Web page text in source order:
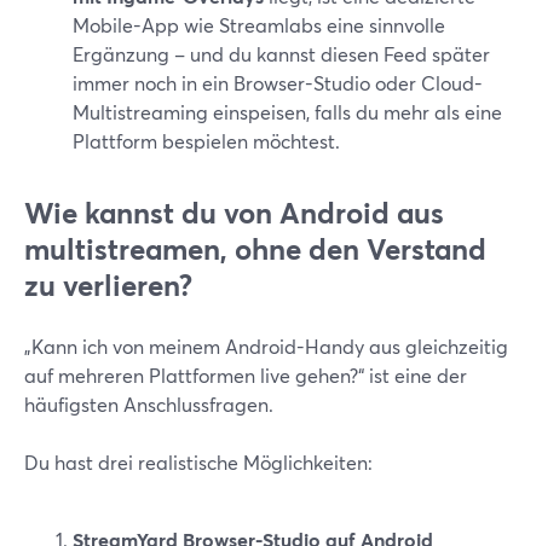
Mobile-App wie Streamlabs eine sinnvolle
Ergänzung – und du kannst diesen Feed später
immer noch in ein Browser-Studio oder Cloud-
Multistreaming einspeisen, falls du mehr als eine
Plattform bespielen möchtest.
Wie kannst du von Android aus
multistreamen, ohne den Verstand
zu verlieren?
„Kann ich von meinem Android-Handy aus gleichzeitig
auf mehreren Plattformen live gehen?“ ist eine der
häufigsten Anschlussfragen.
Du hast drei realistische Möglichkeiten:
StreamYard Browser-Studio auf Android